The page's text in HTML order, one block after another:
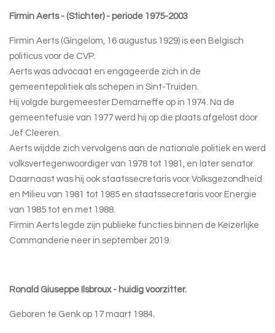
Firmin Aerts - (Stichter) - periode 1975-2003
Firmin Aerts (Gingelom, 16 augustus 1929) is een Belgisch
politicus voor de CVP.
Aerts was advocaat en engageerde zich in de
gemeentepolitiek als schepen in Sint-Truiden.
Hij volgde burgemeester Demarneffe op in 1974. Na de
gemeentefusie van 1977 werd hij op die plaats afgelost door
Jef Cleeren.
Aerts wijdde zich vervolgens aan de nationale politiek en werd
volksvertegenwoordiger van 1978 tot 1981, en later senator.
Daarnaast was hij ook staatssecretaris voor Volksgezondheid
en Milieu van 1981 tot 1985 en staatssecretaris voor Energie
van 1985 tot en met 1988.
Firmin Aerts legde zijn publieke functies binnen de Keizerlijke
Commanderie neer in september 2019.
Ronald Giuseppe Ilsbroux - huidig voorzitter.
Geboren te Genk op 17 maart 1984.